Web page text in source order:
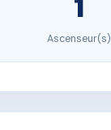
1
Ascenseur(s)